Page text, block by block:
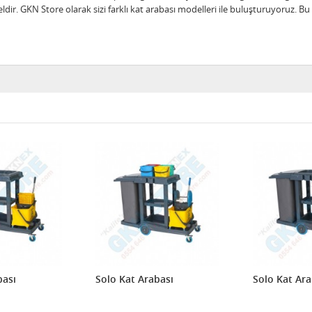
GKN Store olarak sizi farklı kat arabası modelleri ile buluşturuyoruz. Bu
Solo Kat Arabası Solo Kat